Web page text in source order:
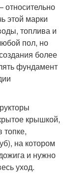
этой марки
топлива и
пол, но
более
фундамент
крышкой,
топке,
на котором
и нужно
уход.